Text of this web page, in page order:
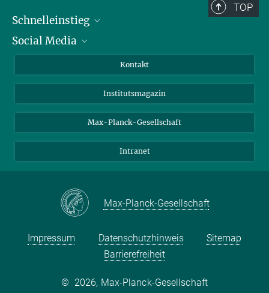
TOP
Schnelleinstieg
Alumni
Schulen
Studierende
Social Media
Facebook
YouTube
Kontakt
Institutsmagazin
Max-Planck-Gesellschaft
Intranet
Max-Planck-Gesellschaft
Impressum Datenschutzhinweis
Sitemap
Barrierefreiheit
© 2026, Max-Planck-Gesellschaft